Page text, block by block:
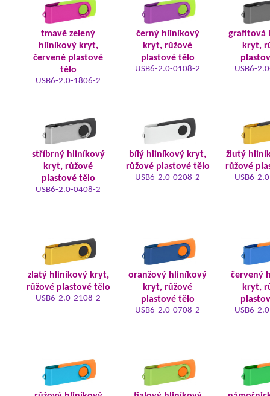
tmavě zelený
hliníkový kryt,
červené plastové
tělo
USB6-2.0-1806-2
černý hliníkový
kryt, růžové
plastové tělo
USB6-2.0-0108-2
grafitová
kryt,
USB6-
stříbrný hliníkový
kryt, růžové
plastové tělo
USB6-2.0-0408-2
bílý hliníkový kryt,
růžové plastové tělo
USB6-2.0-0208-2
žlutý
růžové
USB6-
zlatý hliníkový kryt,
růžové plastové tělo
USB6-2.0-2108-2
oranžový hliníkový
kryt, růžové
plastové tělo
USB6-2.0-0708-2
červený
kryt,
USB6-